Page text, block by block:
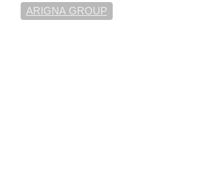
ARIGNA GROUP